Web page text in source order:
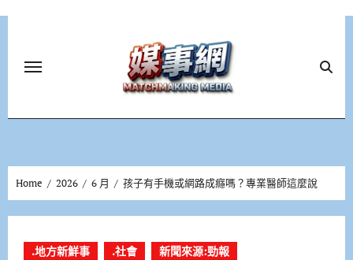
Home 2026 6 月 孩子有手機或網路成癮嗎？專業醫師這麼說
.地方新鮮事 .社會 新聞來源:勁報